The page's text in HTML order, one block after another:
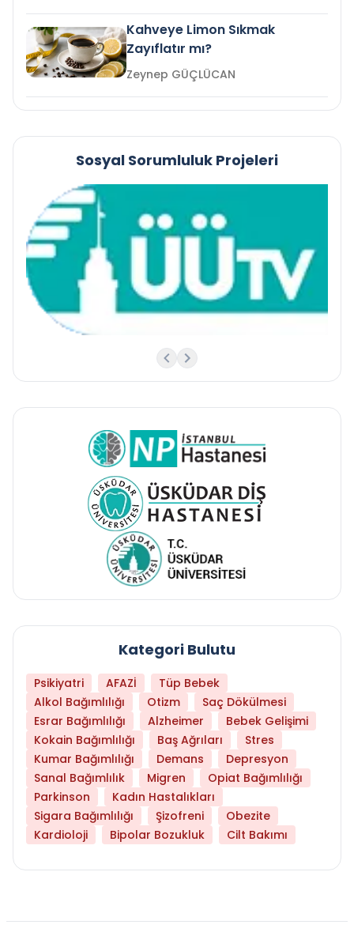
Kahveye Limon Sıkmak
Zayıflatır mı?
Zeynep GÜÇLÜCAN
Sosyal Sorumluluk Projeleri
Kategori Bulutu
Psikiyatri AFAZİ
Tüp Bebek
Alkol Bağımlılığı
Otizm
Saç Dökülmesi
Esrar Bağımlılığı
Alzheimer
Bebek Gelişimi
Kokain Bağımlılığı
Baş Ağrıları
Stres
Kumar Bağımlılığı
Demans
Depresyon
Sanal Bağımlılık
Migren
Opiat Bağımlılığı
Parkinson
Kadın Hastalıkları
Sigara Bağımlılığı
Şizofreni
Obezite
Kardioloji
Bipolar Bozukluk Cilt Bakımı